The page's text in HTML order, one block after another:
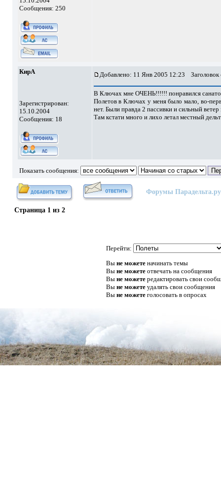
Сообщения: 250
КирА
Зарегистрирован:
15.10.2004
Сообщения: 18
Добавлено: 11 Янв 2005 12:23
В Ключах мне ОЧЕНЬ!!!!!! понравился
Полетов в Ключах у меня было мало, во-
нет. Были правда 2 пассивки и сильный
Там кстати много и лихо летал местный
Показать сообщения:
Форумы Парадельта.ру
Страница 1из 2
Перейти:
Вы не можетеначинать темы
Вы не можетеотвечать на сообщения
Вы не можетередактировать свои
Вы не можетеудалять свои сообщения
Вы не можетеголосовать в опросах